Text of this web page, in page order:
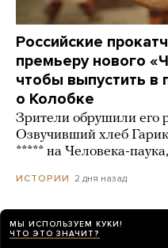
Российские
премьеру нового
чтобы выпустить в
о Колобке
Зрители обрушили его
Озвучивший хлеб
***** на Человека-
ИСТОРИИ 2 дня назад
МЫ ИСПОЛЬЗУЕМ КУКИ!
ЧТО ЭТО ЗНАЧИТ?